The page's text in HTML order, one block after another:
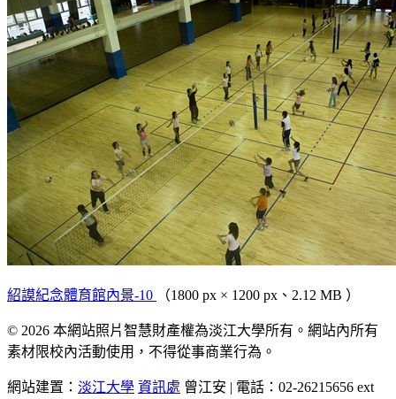
紹謨紀念體育館內景-10 （1800 px × 1200 px、2.12 MB ）
© 2026 本網站照片智慧財產權為淡江大學所有。網站內所有
素材限校內活動使用，不得從事商業行為。
網站建置： 淡江大學 資訊處 曾江安 | 電話：02-26215656 ext